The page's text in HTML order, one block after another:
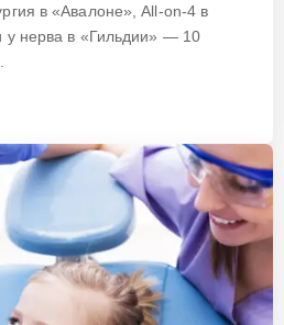
в «Авалоне», All-on-4 в
у нерва в «Гильдии» — 10